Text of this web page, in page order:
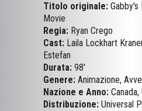
Titolo originale: Gabby's
Movie
Regia: Ryan Crego
Cast: Laila Lockhart
Estefan
Durata: 98'
Genere: Animazione,
Nazione e Anno:
Distribuzione: Universal